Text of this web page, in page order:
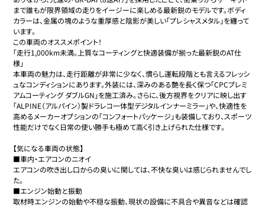
まで誰もが限界領域の走りをイージーに楽しめる最新鋭のモデルです。ボディ
カラーは、金属の塊のような重厚感と陰影が美しい「プレシャスメタル」を纏って
います。
この車両のオススメポイント！
「走行1,000km未満。上質なコーティングと快適装備が揃った最新鋭のAT仕
様」
本車両の魅力は、走行距離が非常に少なく、慣らし運転段階とも言えるフレッシ
ュなコンディションにあります。外装には、深みのある艶を長く保つ「CPCプレミ
アムコーティング ダブルGN」を施工済み。さらに、後方視界をクリアに映し出す
「ALPINE（アルパイン）製ドラレコ一体型デジタルインナーミラー」や、快適性を
高めるメーカーオプションの「コンフォートパッケージ」も装備しており、スポーツ
性能だけでなく日常の使い勝手も極めて高く引き上げられた仕様です。
【気になる車両の状態】
■車内・エアコンのニオイ
エアコンの吹き出し口からの臭いに関しては、不快な臭いは感じられませんでし
た。
■エンジン始動と振動
取材時エンジンの始動や不穏な振動、現状の設備に不具合や異音などは確認